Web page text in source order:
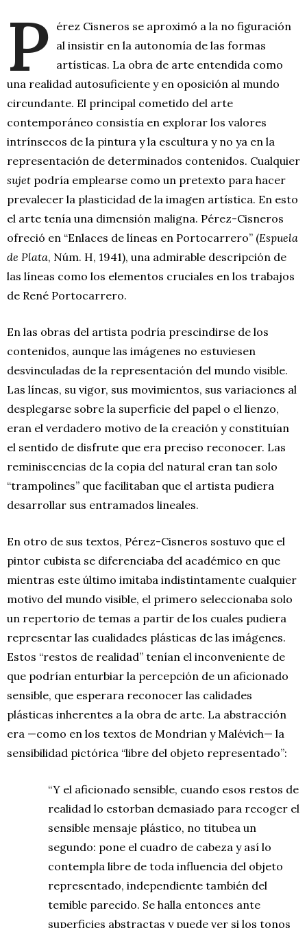
P érez Cisneros se aproximó a la no figuración
al insistir en la autonomía de las formas
artísticas. La obra de arte entendida como
una realidad autosuficiente y en oposición al mundo
circundante. El principal cometido del arte
contemporáneo consistía en explorar los valores
intrínsecos de la pintura y la escultura y no ya en la
representación de determinados contenidos. Cualquier
sujet podría emplearse como un pretexto para hacer
prevalecer la plasticidad de la imagen artística. En esto
el arte tenía una dimensión maligna. Pérez-Cisneros
ofreció en “Enlaces de líneas en Portocarrero” (Espuela
de Plata, Núm. H, 1941), una admirable descripción de
las líneas como los elementos cruciales en los trabajos
de René Portocarrero.
En las obras del artista podría prescindirse de los
contenidos, aunque las imágenes no estuviesen
desvinculadas de la representación del mundo visible.
Las líneas, su vigor, sus movimientos, sus variaciones al
desplegarse sobre la superficie del papel o el lienzo,
eran el verdadero motivo de la creación y constituían
el sentido de disfrute que era preciso reconocer. Las
reminiscencias de la copia del natural eran tan solo
“trampolines” que facilitaban que el artista pudiera
desarrollar sus entramados lineales.
En otro de sus textos, Pérez-Cisneros sostuvo que el
pintor cubista se diferenciaba del académico en que
mientras este último imitaba indistintamente cualquier
motivo del mundo visible, el primero seleccionaba solo
un repertorio de temas a partir de los cuales pudiera
representar las cualidades plásticas de las imágenes.
Estos “restos de realidad” tenían el inconveniente de
que podrían enturbiar la percepción de un aficionado
sensible, que esperara reconocer las calidades
plásticas inherentes a la obra de arte. La abstracción
era —como en los textos de Mondrian y Malévich— la
sensibilidad pictórica “libre del objeto representado”:
“Y el aficionado sensible, cuando esos restos de
realidad lo estorban demasiado para recoger el
sensible mensaje plástico, no titubea un
segundo: pone el cuadro de cabeza y así lo
contempla libre de toda influencia del objeto
representado, independiente también del
temible parecido. Se halla entonces ante
superficies abstractas y puede ver si los tonos